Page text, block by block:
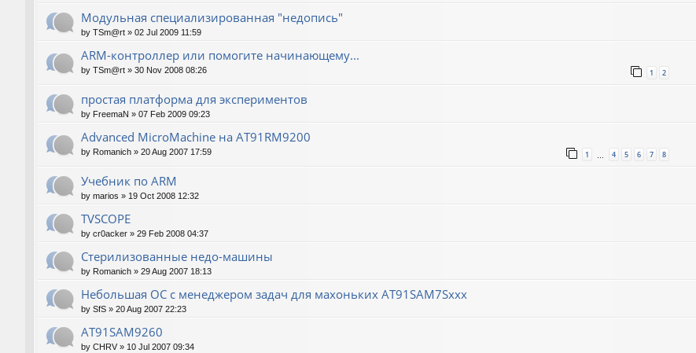
Модульная специализированная "недопись"
by TSm@rt » 02 Jul 2009 11:59
ARM-контроллер или помогите начинающему...
by TSm@rt » 30 Nov 2008 08:26 1 2
простая платформа для экспериментов
by FreemaN » 07 Feb 2009 09:23
Advanced MicroMachine на AT91RM9200
by Romanich » 20 Aug 2007 17:59 1 … 4 5 6 7 8
Учебник по ARM
by marios » 19 Oct 2008 12:32
TVSCOPE
by cr0acker » 29 Feb 2008 04:37
Стерилизованные недо-машины
by Romanich » 29 Aug 2007 18:13
Небольшая ОС с менеджером задач для махоньких AT91SAM7Sxxx
by SfS » 20 Aug 2007 22:23
AT91SAM9260
by CHRV » 10 Jul 2007 09:34